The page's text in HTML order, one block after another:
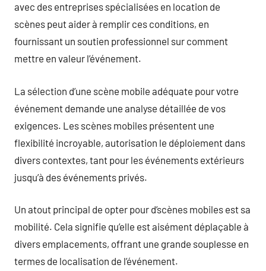
avec des entreprises spécialisées en location de
scènes peut aider à remplir ces conditions, en
fournissant un soutien professionnel sur comment
mettre en valeur l’événement.
La sélection d’une scène mobile adéquate pour votre
événement demande une analyse détaillée de vos
exigences. Les scènes mobiles présentent une
flexibilité incroyable, autorisation le déploiement dans
divers contextes, tant pour les événements extérieurs
jusqu’à des événements privés.
Un atout principal de opter pour d’scènes mobiles est sa
mobilité. Cela signifie qu’elle est aisément déplaçable à
divers emplacements, offrant une grande souplesse en
termes de localisation de l’événement.